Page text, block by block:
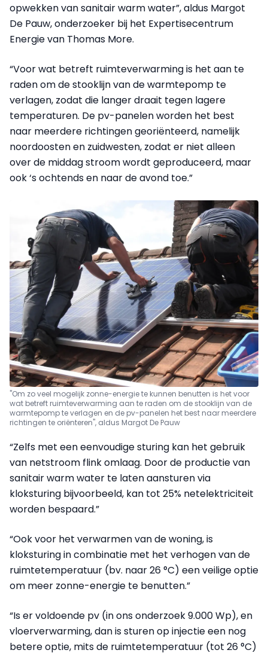
opwekken van sanitair warm water”, aldus Margot
De Pauw, onderzoeker bij het Expertisecentrum
Energie van Thomas More.
“Voor wat betreft ruimteverwarming is het aan te
raden om de stooklijn van de warmtepomp te
verlagen, zodat die langer draait tegen lagere
temperaturen. De pv-panelen worden het best
naar meerdere richtingen georiënteerd, namelijk
noordoosten en zuidwesten, zodat er niet alleen
over de middag stroom wordt geproduceerd, maar
ook ‘s ochtends en naar de avond toe.”
"Om zo veel mogelijk zonne-energie te kunnen benutten is het voor
wat betreft ruimteverwarming aan te raden om de stooklijn van de
warmtepomp te verlagen en de pv-panelen het best naar meerdere
richtingen te oriënteren", aldus Margot De Pauw
“Zelfs met een eenvoudige sturing kan het gebruik
van netstroom flink omlaag. Door de productie van
sanitair warm water te laten aansturen via
kloksturing bijvoorbeeld, kan tot 25% netelektriciteit
worden bespaard.”
“Ook voor het verwarmen van de woning, is
kloksturing in combinatie met het verhogen van de
ruimtetemperatuur (bv. naar 26 °C) een veilige optie
om meer zonne-energie te benutten.”
“Is er voldoende pv (in ons onderzoek 9.000 Wp), en
vloerverwarming, dan is sturen op injectie een nog
betere optie, mits de ruimtetemperatuur (tot 26 °C)